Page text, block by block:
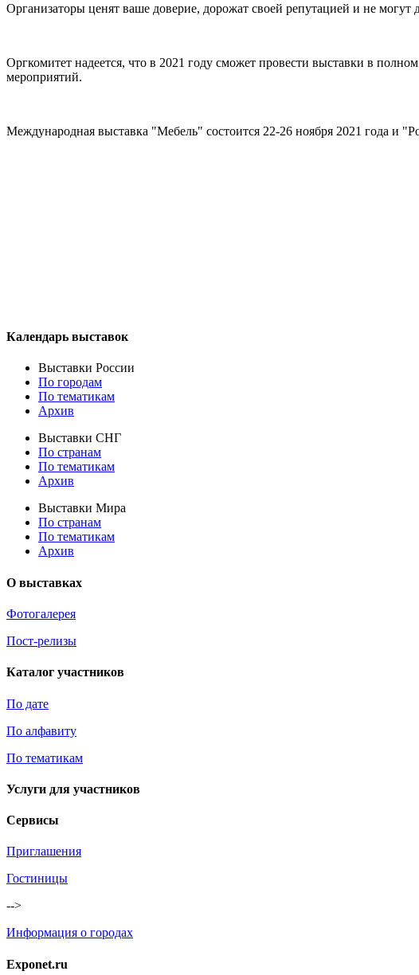
Организаторы ценят ваше доверие, дорожат своей репутацией и не
Оргкомитет надеется, что в 2021 году сможет провести выставки в
мероприятий.
Международная выставка "Мебель" состоится 22-26 ноября 2021 года и
Календарь выставок
Выставки России
По городам
По тематикам
Архив
Выставки СНГ
По странам
По тематикам
Архив
Выставки Мира
По странам
По тематикам
Архив
О выставках
Фотогалерея
Пост-релизы
Каталог участников
По дате
По алфавиту
По тематикам
Услуги для участников
Сервисы
Приглашения
Гостиницы
-->
Информация о городах
Exponet.ru